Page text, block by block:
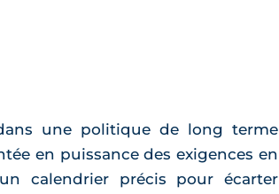
une politique de long terme
en puissance des exigences en
calendrier précis pour écarter